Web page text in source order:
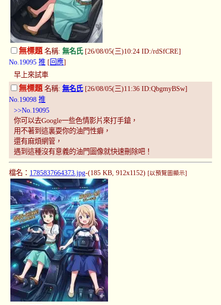
無標題名稱: 無名氏[26/08/05(三)10:24 ID:/rdSfCRE]
No.19095 推 [ 回應]
早上來試車
無標題名稱: 無名氏[26/08/05(三)11:36 ID:QbgmyBSw]
No.19098 推
>>No.19095
你可以去Google一些色情影片來打手鎗，
用不著到這裏耍你的油門性癖，
還有麻煩網管，
遇到這種沒有意義的油門圖像就快速刪除吧！
檔名： 1785837664373.jpg-(185 KB, 912x1152) [以預覽圖顯示]